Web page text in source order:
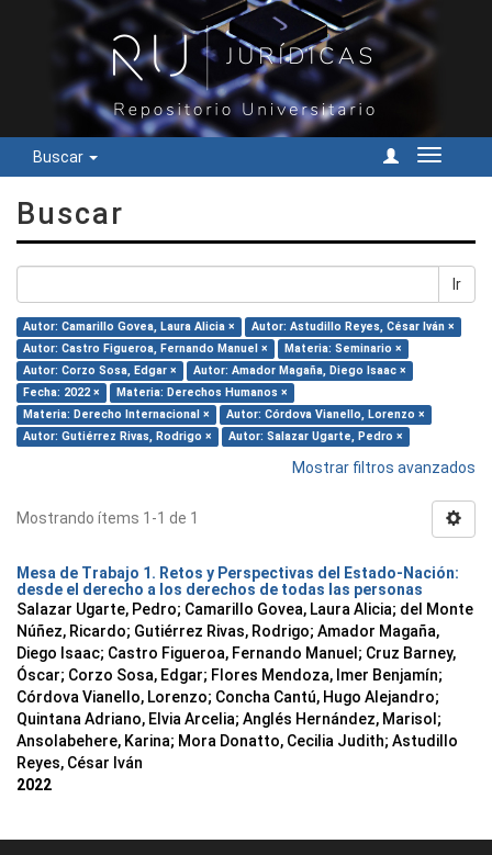
Buscar
Cambiar
Buscar
Ir
Autor: Camarillo Govea, Laura Alicia ×
Autor: Astudillo Reyes, César Iván ×
Autor: Castro Figueroa, Fernando Manuel ×
Materia: Seminario ×
Autor: Corzo Sosa, Edgar ×
Autor: Amador Magaña, Diego Isaac ×
Fecha: 2022 ×
Materia: Derechos Humanos ×
Materia: Derecho Internacional ×
Autor: Córdova Vianello, Lorenzo ×
Autor: Gutiérrez Rivas, Rodrigo ×
Autor: Salazar Ugarte, Pedro ×
Mostrar filtros avanzados
Mostrando ítems 1-1 de 1
Mesa de Trabajo 1. Retos y Perspectivas del Estado-Nación:
desde el derecho a los derechos de todas las personas
Salazar Ugarte, Pedro; Camarillo Govea, Laura Alicia; del Monte
Núñez, Ricardo; Gutiérrez Rivas, Rodrigo; Amador Magaña,
Diego Isaac; Castro Figueroa, Fernando Manuel ; Cruz Barney,
Óscar; Corzo Sosa, Edgar; Flores Mendoza, Imer Benjamín;
Córdova Vianello, Lorenzo; Concha Cantú, Hugo Alejandro;
Quintana Adriano, Elvia Arcelia; Anglés Hernández, Marisol ;
Ansolabehere, Karina; Mora Donatto, Cecilia Judith; Astudillo
Reyes, César Iván
2022